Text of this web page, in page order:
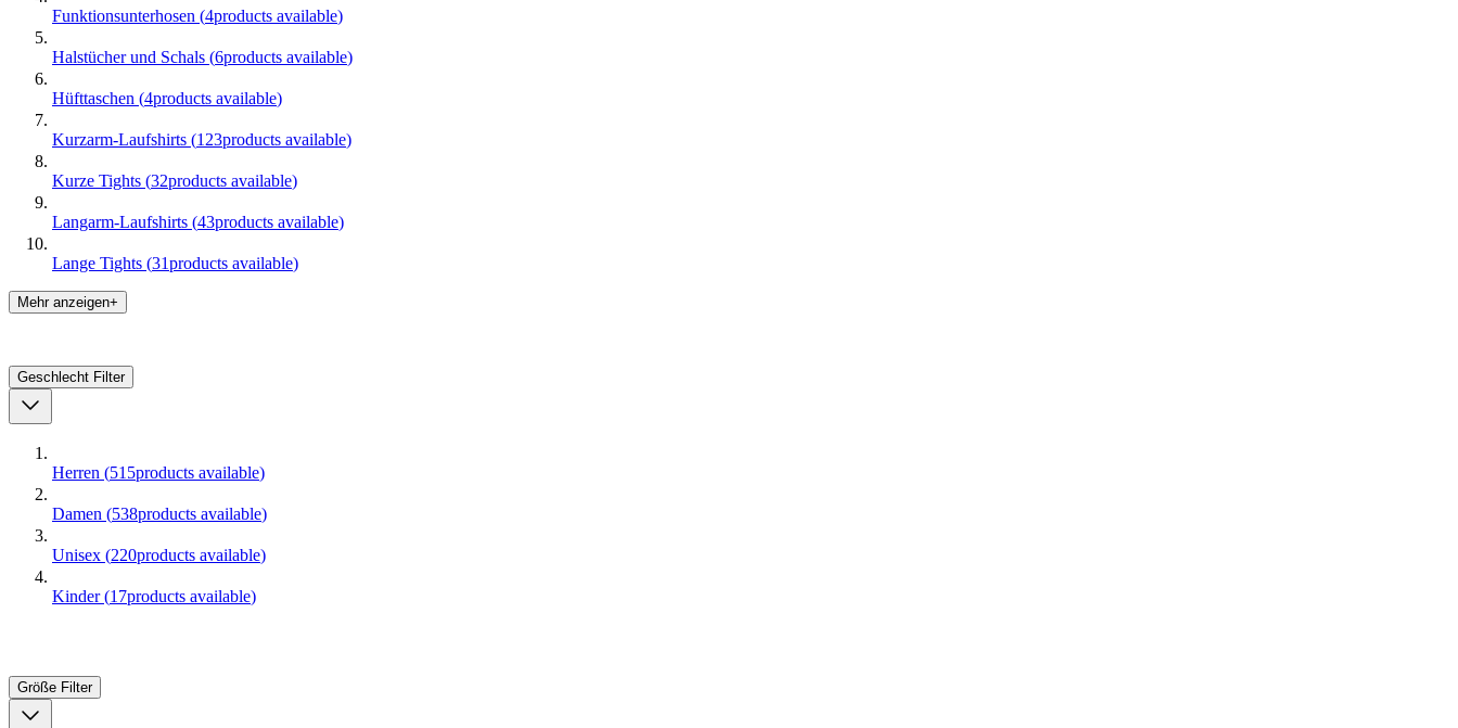
Funktionsunterhosen (4products available)
Halstücher und Schals (6products available)
Hüfttaschen (4products available)
Kurzarm-Laufshirts (123products available)
Kurze Tights (32products available)
Langarm-Laufshirts (43products available)
Lange Tights (31products available)
Mehr anzeigen+
Geschlecht Filter
Herren (515products available)
Damen (538products available)
Unisex (220products available)
Kinder (17products available)
Größe Filter